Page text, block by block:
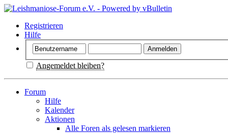
Registrieren
Hilfe
Angemeldet bleiben?
Forum
Hilfe
Kalender
Aktionen
Alle Foren als gelesen markieren